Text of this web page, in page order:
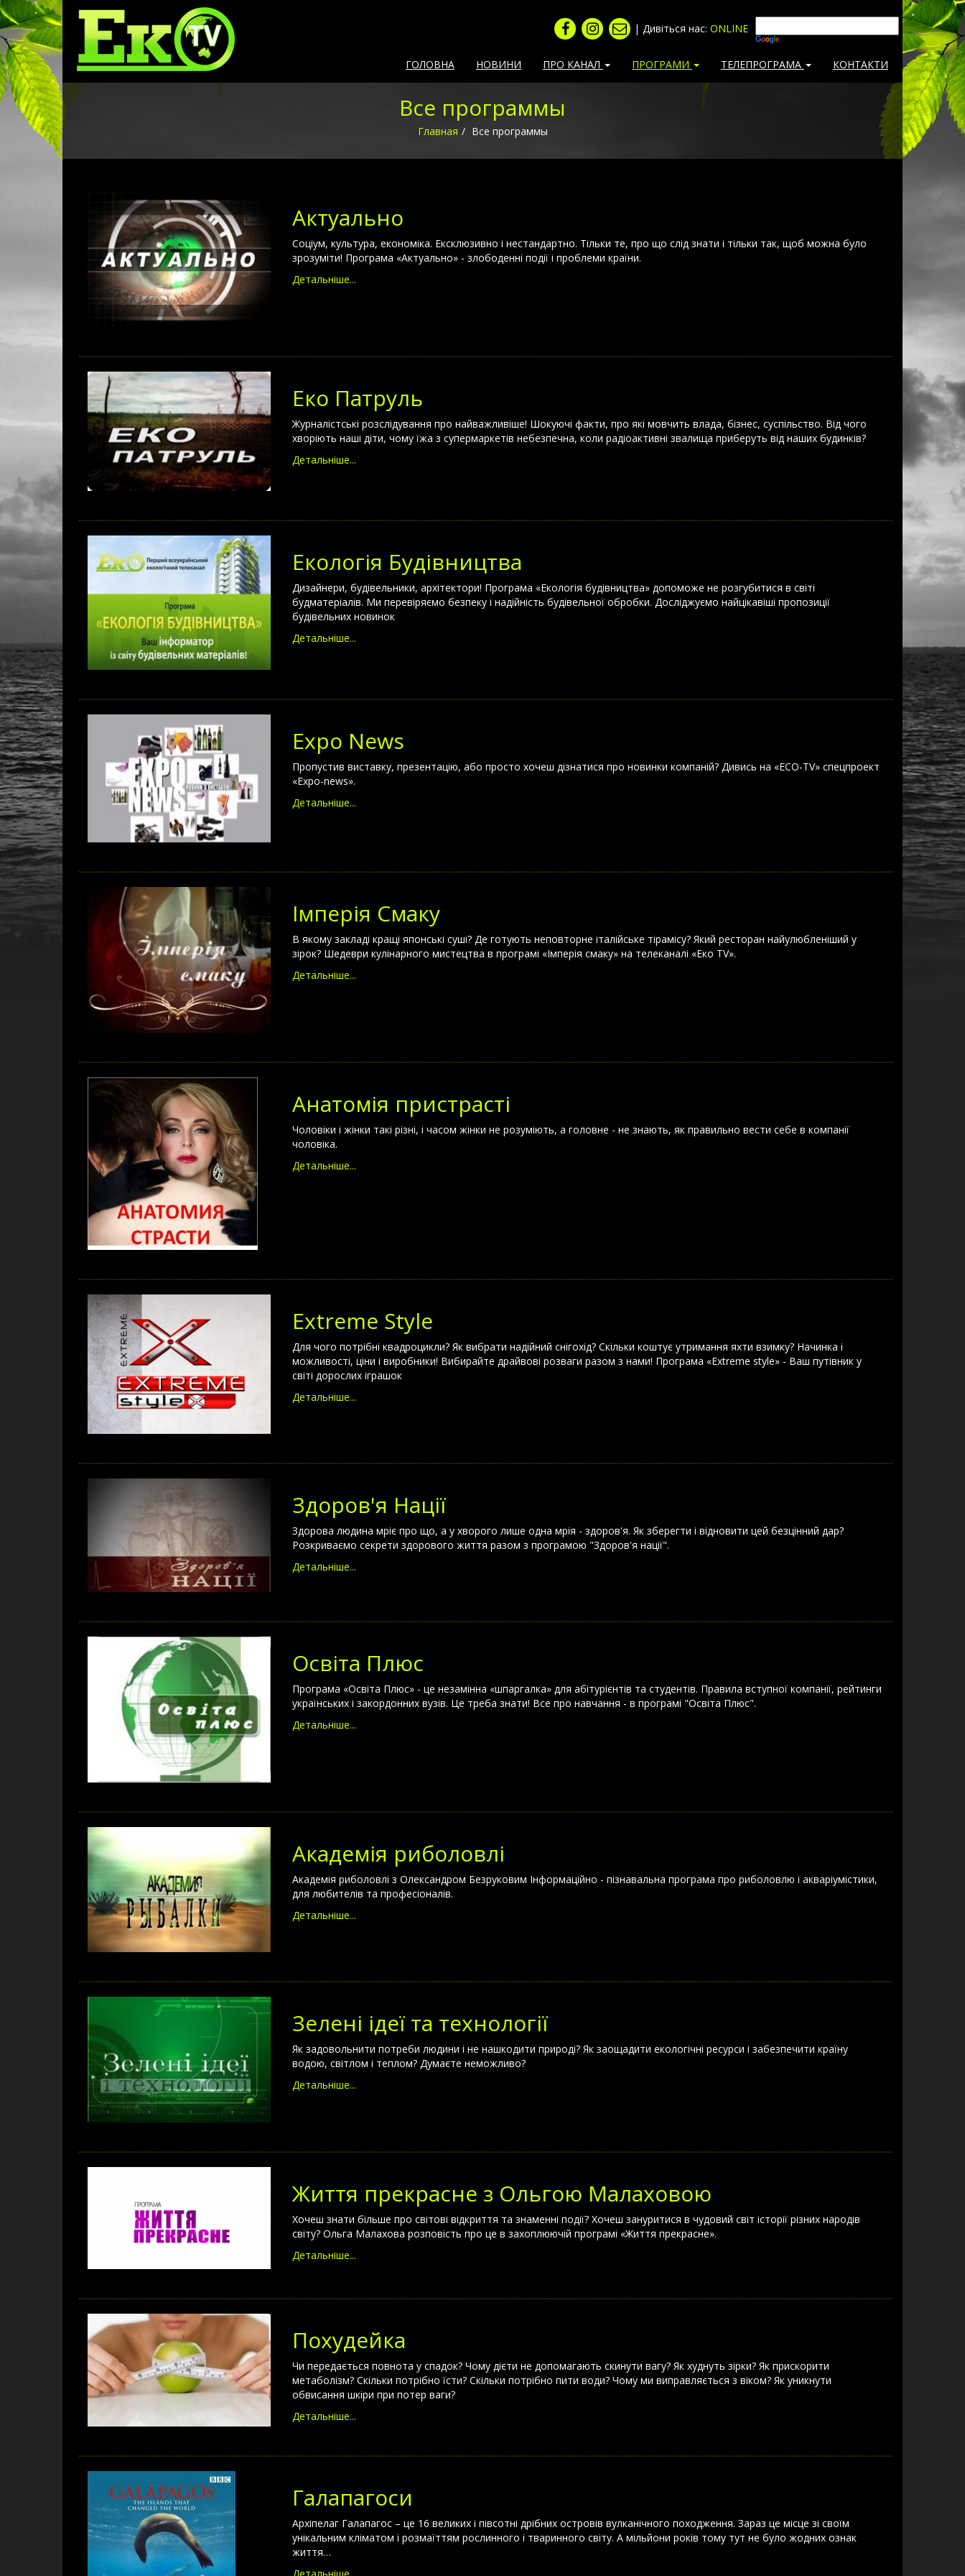
| Дивіться нас: ONLINE
ГОЛОВНА НОВИНИ ПРО КАНАЛ ПРОГРАМИ ТЕЛЕПРОГРАМА КОНТАКТИ
Все программы
Главная Все программы
Актуально
Соціум, культура, економіка. Ексклюзивно і нестандартно. Тільки те, про що слід знати і тільки так, щоб можна було
зрозуміти! Програма «Актуально» - злободенні події і проблеми країни.
Детальніше...
Еко Патруль
Журналістські розслідування про найважливіше! Шокуючі факти, про які мовчить влада, бізнес, суспільство. Від чого
хворіють наші діти, чому їжа з супермаркетів небезпечна, коли радіоактивні звалища приберуть від наших будинків?
Детальніше...
Екологія Будівництва
Дизайнери, будівельники, архітектори! Програма «Екологія будівництва» допоможе не розгубитися в світі
будматеріалів. Ми перевіряємо безпеку і надійність будівельної обробки. Досліджуємо найцікавіші пропозиції
будівельних новинок
Детальніше...
Expo News
Пропустив виставку, презентацію, або просто хочеш дізнатися про новинки компаній? Дивись на «ЕСО-ТV» спецпроект
«Expo-news».
Детальніше...
Імперія Смаку
В якому закладі кращі японські суші? Де готують неповторне італійське тірамісу? Який ресторан найулюбленіший у
зірок? Шедеври кулінарного мистецтва в програмі «Імперія смаку» на телеканалі «Еко TV».
Детальніше...
Анатомія пристрасті
Чоловіки і жінки такі різні, і часом жінки не розуміють, а головне - не знають, як правильно вести себе в компанії
чоловіка.
Детальніше...
Extreme Style
Для чого потрібні квадроцикли? Як вибрати надійний снігохід? Скільки коштує утримання яхти взимку? Начинка і
можливості, ціни і виробники! Вибирайте драйвові розваги разом з нами! Програма «Extreme style» - Ваш путівник у
світі дорослих іграшок
Детальніше...
Здоров'я Нації
Здорова людина мріє про що, а у хворого лише одна мрія - здоров'я. Як зберегти і відновити цей безцінний дар?
Розкриваємо секрети здорового життя разом з програмою "Здоров'я нації".
Детальніше...
Освіта Плюс
Програма «Освіта Плюс» - це незамінна «шпаргалка» для абітурієнтів та студентів. Правила вступної компанії, рейтинги
українських і закордонних вузів. Це треба знати! Все про навчання - в програмі "Освіта Плюс".
Детальніше...
Академія риболовлі
Академія риболовлі з Олександром Безруковим Інформаційно - пізнавальна програма про риболовлю і акваріумістики,
для любителів та професіоналів.
Детальніше...
Зелені ідеї та технології
Як задовольнити потреби людини і не нашкодити природі? Як заощадити екологічні ресурси і забезпечити країну
водою, світлом і теплом? Думаєте неможливо?
Детальніше...
Життя прекрасне з Ольгою Малаховою
Хочеш знати більше про світові відкриття та знаменні події? Хочеш зануритися в чудовий світ історії різних народів
світу? Ольга Малахова розповість про це в захоплюючій програмі «Життя прекрасне».
Детальніше...
Похудейка
Чи передається повнота у спадок? Чому дієти не допомагають скинути вагу? Як худнуть зірки? Як прискорити
метаболізм? Скільки потрібно їсти? Скільки потрібно пити води? Чому ми виправляється з віком? Як уникнути
обвисання шкіри при потер ваги?
Детальніше...
Галапагоси
Архіпелаг Галапагос – це 16 великих і півсотні дрібних островів вулканічного походження. Зараз це місце зі своїм
унікальним кліматом і розмаїттям рослинного і тваринного світу. А мільйони років тому тут не було жодних ознак
життя…